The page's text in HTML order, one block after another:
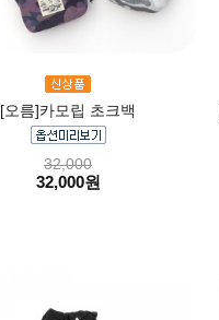
[오름]카모립 초크백
32,000
32,000원